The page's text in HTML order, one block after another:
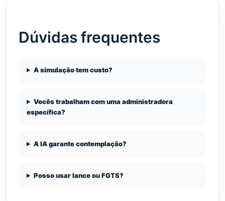
Dúvidas frequentes
A simulação tem custo?
Vocês trabalham com uma administradora
específica?
A IA garante contemplação?
Posso usar lance ou FGTS?